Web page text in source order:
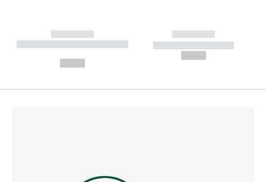
------------
----------- ----------- --------
------------
----------- -----------